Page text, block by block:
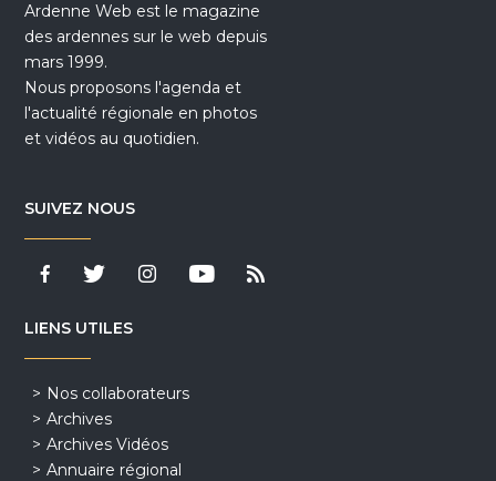
Ardenne Web est le magazine
des ardennes sur le web depuis
mars 1999.
Nous proposons l'agenda et
l'actualité régionale en photos
et vidéos au quotidien.
SUIVEZ NOUS
LIENS UTILES
Nos collaborateurs
Archives
Archives Vidéos
Annuaire régional